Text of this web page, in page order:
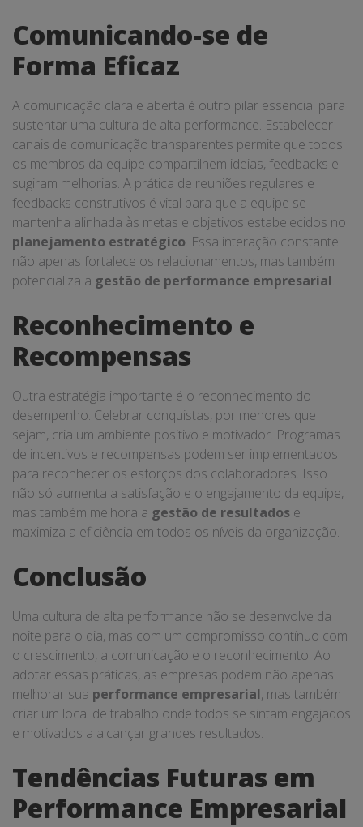
Comunicando-se de
Forma Eficaz
A comunicação clara e aberta é outro pilar essencial para
sustentar uma cultura de alta performance. Estabelecer
canais de comunicação transparentes permite que todos
os membros da equipe compartilhem ideias, feedbacks e
sugiram melhorias. A prática de reuniões regulares e
feedbacks construtivos é vital para que a equipe se
mantenha alinhada às metas e objetivos estabelecidos no
planejamento estratégico. Essa interação constante
não apenas fortalece os relacionamentos, mas também
potencializa a gestão de performance empresarial.
Reconhecimento e
Recompensas
Outra estratégia importante é o reconhecimento do
desempenho. Celebrar conquistas, por menores que
sejam, cria um ambiente positivo e motivador. Programas
de incentivos e recompensas podem ser implementados
para reconhecer os esforços dos colaboradores. Isso
não só aumenta a satisfação e o engajamento da equipe,
mas também melhora a gestão de resultados e
maximiza a eficiência em todos os níveis da organização.
Conclusão
Uma cultura de alta performance não se desenvolve da
noite para o dia, mas com um compromisso contínuo com
o crescimento, a comunicação e o reconhecimento. Ao
adotar essas práticas, as empresas podem não apenas
melhorar sua performance empresarial, mas também
criar um local de trabalho onde todos se sintam engajados
e motivados a alcançar grandes resultados.
Tendências Futuras em
Performance Empresarial